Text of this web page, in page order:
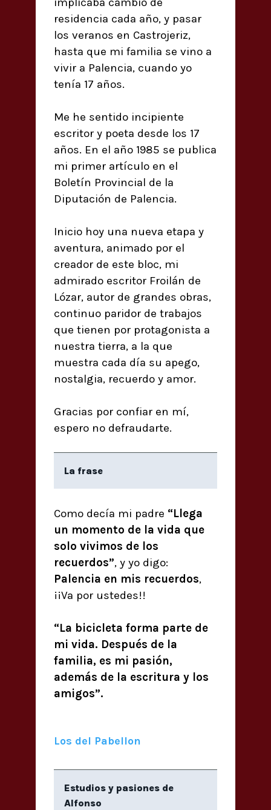
residencia cada año, y pasar
los veranos en Castrojeriz,
hasta que mi familia se vino a
vivir a Palencia, cuando yo
tenía 17 años.
Me he sentido incipiente
escritor y poeta desde los 17
años. En el año 1985 se publica
mi primer artículo en el
Boletín Provincial de la
Diputación de Palencia.
Inicio hoy una nueva etapa y
aventura, animado por el
creador de este bloc, mi
admirado escritor Froilán de
Lózar, autor de grandes obras,
continuo paridor de trabajos
que tienen por protagonista a
nuestra tierra, a la que
muestra cada día su apego,
nostalgia, recuerdo y amor.
Gracias por confiar en mí,
espero no defraudarte.
La frase
Como decía mi padre “Llega
un momento de la vida que
solo vivimos de los
recuerdos”, y yo digo:
Palencia en mis recuerdos,
¡¡Va por ustedes!!
“La bicicleta forma parte de
mi vida. Después de la
familia, es mi pasión,
además de la escritura y los
amigos”.
Los del Pabellon
Estudios y pasiones de
Alfonso